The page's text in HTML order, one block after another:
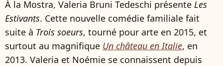
À la Mostra, Valeria Bruni Tedeschi présente Les
Estivants. Cette nouvelle comédie familiale fait
suite à Trois soeurs, tourné pour arte en 2015, et
surtout au magnifique Un château en Italie, en
2013. Valeria et Noémie se connaissent depuis